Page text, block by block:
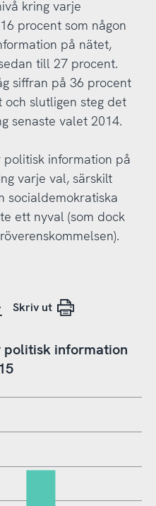
kring varje
procent som någon
på nätet,
till 27 procent.
siffran på 36 procent
slutligen steg det
senaste valet 2014.
information på
varje val, särskilt
socialdemokratiska
ett nyval (som dock
Skriv ut
information